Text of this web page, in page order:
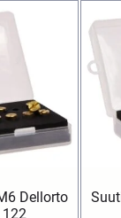
Dellorto